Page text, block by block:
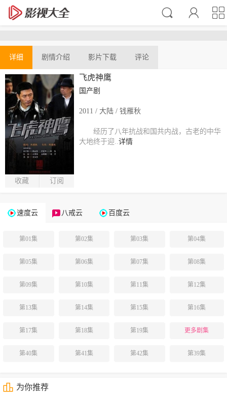
详细 剧情介绍 影片下载 评论
收藏 订阅
飞虎神鹰
国产剧
2011 / 大陆 / 钱雁秋
经历了八年抗战和国共内战，古老的中华
大地终于迎..详情
速度云 八戒云 百度云
第01集 第02集 第03集 第04集
第05集 第06集 第07集 第08集
第09集 第10集 第11集 第12集
第13集 第14集 第15集 第16集
第17集 第18集 第19集 更多剧集
第39集
第40集 第41集 第42集
为你推荐